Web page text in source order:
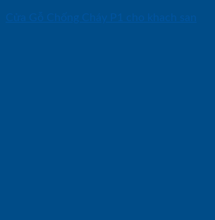
Cửa Gỗ Chống Cháy P1 cho khach san